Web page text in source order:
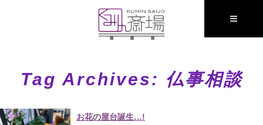
≡
Tag Archives: 仏事相談
お花の屋台誕生…!